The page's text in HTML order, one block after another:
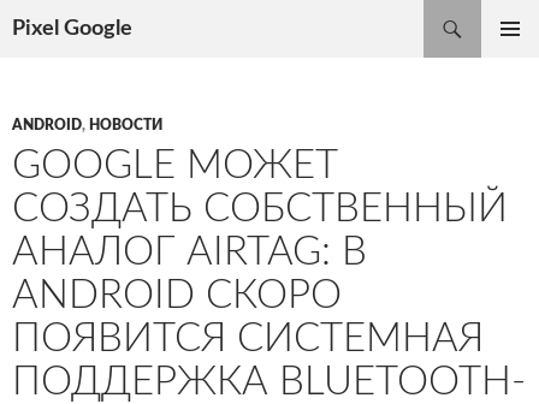
Pixel Google
ANDROID, НОВОСТИ
GOOGLE МОЖЕТ
СОЗДАТЬ СОБСТВЕННЫЙ
АНАЛОГ AIRTAG: В
ANDROID СКОРО
ПОЯВИТСЯ СИСТЕМНАЯ
ПОДДЕРЖКА BLUETOOTH-